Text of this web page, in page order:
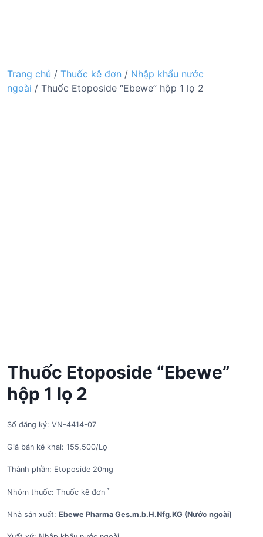
Trang chủ / Thuốc kê đơn / Nhập khẩu nước
ngoài / Thuốc Etoposide “Ebewe” hộp 1 lọ 2
Thuốc Etoposide “Ebewe”
hộp 1 lọ 2
Số đăng ký: VN-4414-07
Giá bán kê khai: 155,500/Lọ
Thành phần: Etoposide 20mg
Nhóm thuốc: Thuốc kê đơn *
Nhà sản xuất: Ebewe Pharma Ges.m.b.H.Nfg.KG (Nước ngoài)